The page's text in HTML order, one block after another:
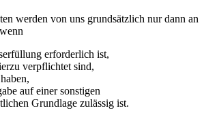
werden von uns grundsätzlich nur dann an
erforderlich ist,
verpflichtet sind,
auf einer sonstigen
Grundlage zulässig ist.